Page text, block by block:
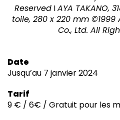
Reserved IAYA TAKANO,
toile, 280 x 220 mm ©1999
Co., Ltd. All
Date
Jusqu’au 7 janvier 2024
Tarif
9 € / 6€ / Gratuit pour les